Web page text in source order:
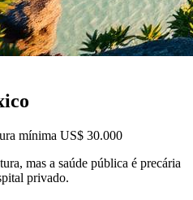
mínima US$ 30.000
mas a saúde pública é precária
privado.